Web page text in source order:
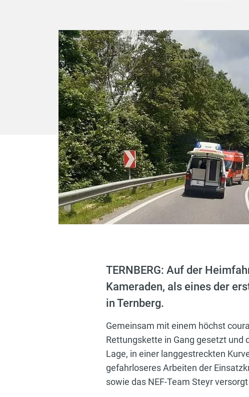
TERNBERG: Auf der
Kameraden, als eines der
in Ternberg.
Gemeinsam mit einem höchst
Rettungskette in Gang gesetzt
Lage, in einer langgestreckten
gefahrloseres Arbeiten der
sowie das NEF-Team Steyr